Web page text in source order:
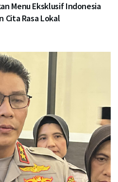
Menu Eksklusif Indonesia
Cita Rasa Lokal